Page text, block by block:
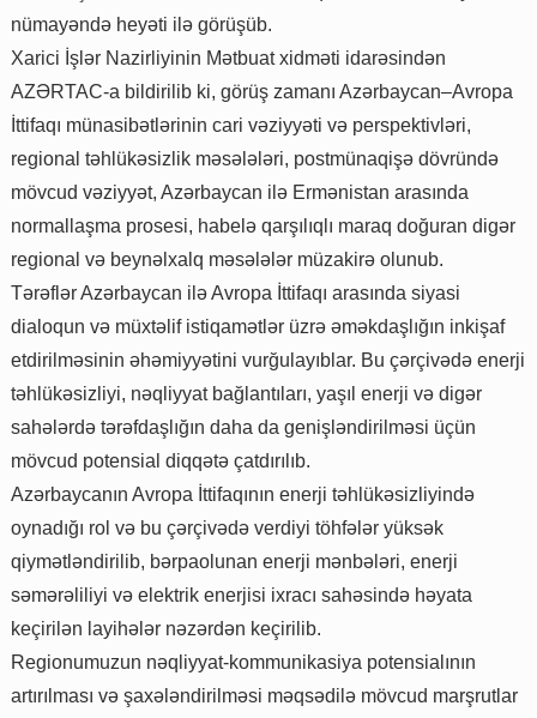
nümayəndə heyəti ilə görüşüb.
Xarici İşlər Nazirliyinin Mətbuat xidməti idarəsindən
AZƏRTAC-a bildirilib ki, görüş zamanı Azərbaycan–Avropa
İttifaqı münasibətlərinin cari vəziyyəti və perspektivləri,
regional təhlükəsizlik məsələləri, postmünaqişə dövründə
mövcud vəziyyət, Azərbaycan ilə Ermənistan arasında
normallaşma prosesi, habelə qarşılıqlı maraq doğuran digər
regional və beynəlxalq məsələlər müzakirə olunub.
Tərəflər Azərbaycan ilə Avropa İttifaqı arasında siyasi
dialoqun və müxtəlif istiqamətlər üzrə əməkdaşlığın inkişaf
etdirilməsinin əhəmiyyətini vurğulayıblar. Bu çərçivədə enerji
təhlükəsizliyi, nəqliyyat bağlantıları, yaşıl enerji və digər
sahələrdə tərəfdaşlığın daha da genişləndirilməsi üçün
mövcud potensial diqqətə çatdırılıb.
Azərbaycanın Avropa İttifaqının enerji təhlükəsizliyində
oynadığı rol və bu çərçivədə verdiyi töhfələr yüksək
qiymətləndirilib, bərpaolunan enerji mənbələri, enerji
səmərəliliyi və elektrik enerjisi ixracı sahəsində həyata
keçirilən layihələr nəzərdən keçirilib.
Regionumuzun nəqliyyat-kommunikasiya potensialının
artırılması və şaxələndirilməsi məqsədilə mövcud marşrutlar